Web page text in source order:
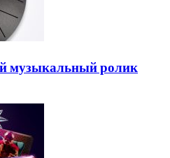
музыкальный ролик